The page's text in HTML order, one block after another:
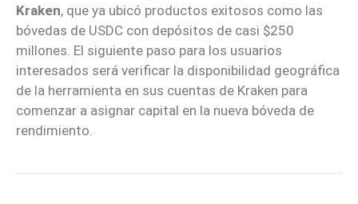
Kraken, que ya ubicó productos exitosos como las
bóvedas de USDC con depósitos de casi $250
millones. El siguiente paso para los usuarios
interesados será verificar la disponibilidad geográfica
de la herramienta en sus cuentas de Kraken para
comenzar a asignar capital en la nueva bóveda de
rendimiento.